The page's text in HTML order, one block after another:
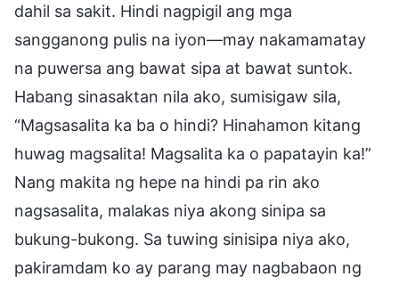
dahil sa sakit. Hindi nagpigil ang mga
sangganong pulis na iyon—may nakamamatay
na puwersa ang bawat sipa at bawat suntok.
Habang sinasaktan nila ako, sumisigaw sila,
“Magsasalita ka ba o hindi? Hinahamon kitang
huwag magsalita! Magsalita ka o papatayin ka!”
Nang makita ng hepe na hindi pa rin ako
nagsasalita, malakas niya akong sinipa sa
bukung-bukong. Sa tuwing sinisipa niya ako,
pakiramdam ko ay parang may nagbabaon ng